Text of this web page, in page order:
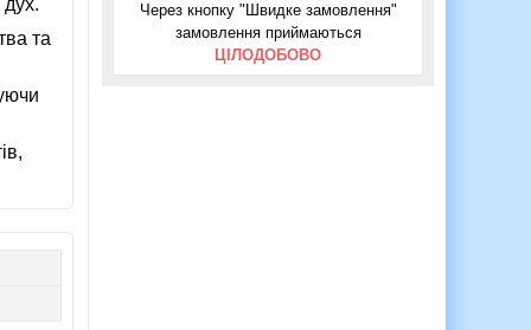
та
Через кнопку "Швидке замовлення"
замовлення приймаються
ЦІЛОДОБОВО